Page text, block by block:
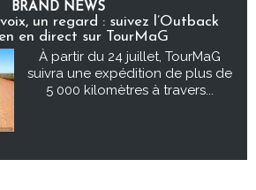
BRAND NEWS
un regard : suivez l’Outback
en direct sur TourMaG
À partir du 24 juillet, TourMaG
suivra une expédition de plus de
5 000 kilomètres à travers...